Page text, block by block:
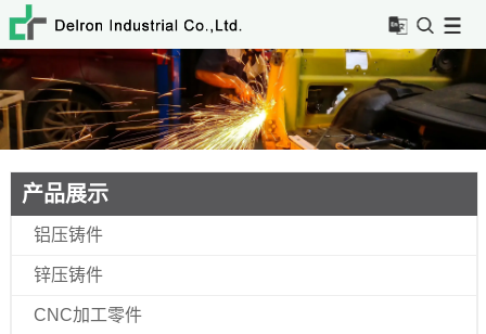
产品展示
铝压铸件
锌压铸件
CNC加工零件